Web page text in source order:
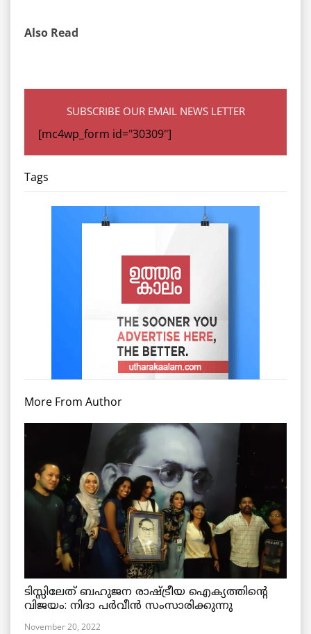
Also Read
SUBSCRIBE OUR EMAIL NEWS LETTER
[mc4wp_form id="30309"]
Tags
More From Author
ടിസ്സിലേത് ബഹുജന രാഷ്ട്രീയ ഐക്യത്തിന്റെ
വിജയം: നിദാ പർവീൻ സംസാരിക്കുന്നു
November 20, 2022